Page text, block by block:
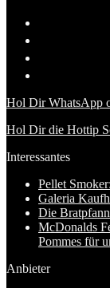
Hol Dir WhatsApp
Hol Dir die Hottip
Interessantes
Pellet
Galeria
Die
McDonalds
Pommes für
Anbieter